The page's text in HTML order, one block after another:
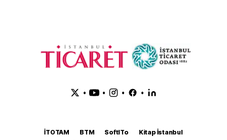
• • • •
İTOTAM BTM SoftITo
Kitap İstanbul